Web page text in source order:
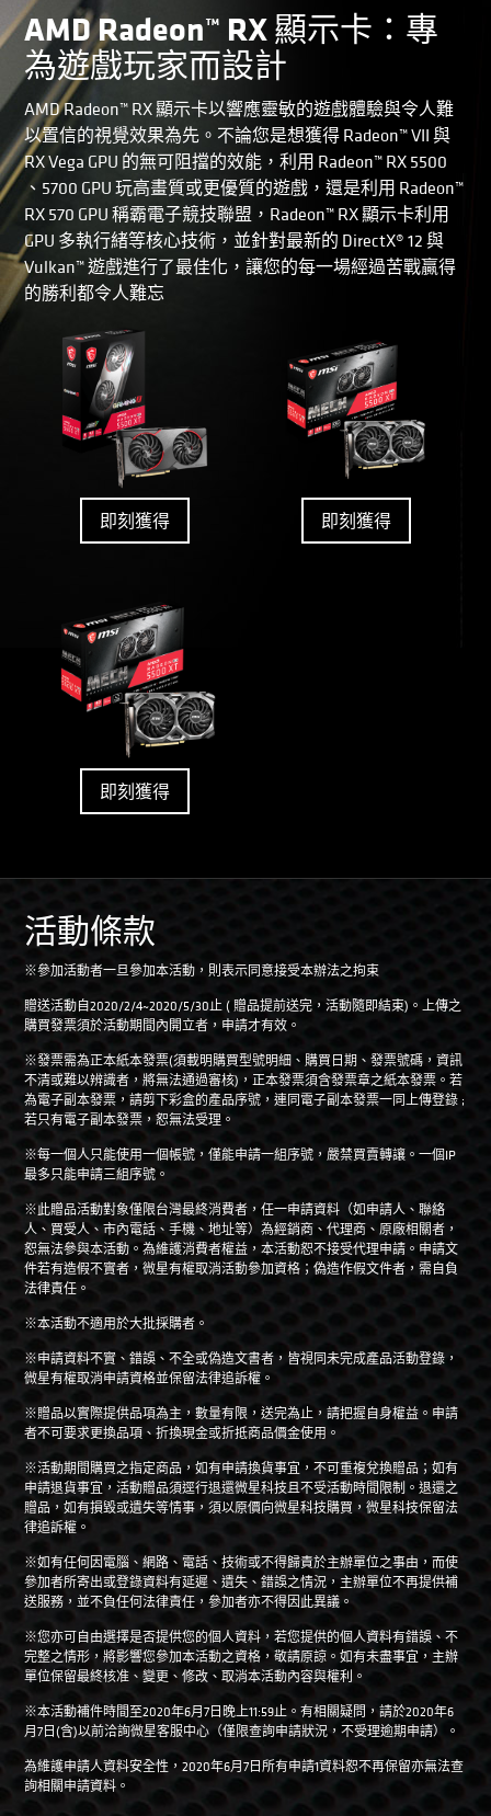
AMD Radeon™ RX 顯示卡：專
為遊戲玩家而設計
AMD Radeon™ RX 顯示卡以響應靈敏的遊戲體驗與令人難
以置信的視覺效果為先。不論您是想獲得 Radeon™ VII 與
RX Vega GPU 的無可阻擋的效能，利用 Radeon™ RX 5500
、5700 GPU 玩高畫質或更優質的遊戲，還是利用 Radeon™
RX 570 GPU 稱霸電子競技聯盟，Radeon™ RX 顯示卡利用
GPU 多執行緒等核心技術，並針對最新的 DirectX® 12 與
Vulkan™ 遊戲進行了最佳化，讓您的每一場經過苦戰贏得
的勝利都令人難忘
即刻獲得 即刻獲得
即刻獲得
活動條款
※參加活動者一旦參加本活動，則表示同意接受本辦法之拘束
贈送活動自2020/2/4~2020/5/30止 ( 贈品提前送完，活動隨即結束)。上傳之
購買發票須於活動期間內開立者，申請才有效。
※發票需為正本紙本發票(須載明購買型號明細、購買日期、發票號碼，資訊
不清或難以辨識者，將無法通過審核)，正本發票須含發票章之紙本發票。若
為電子副本發票，請剪下彩盒的產品序號，連同電子副本發票一同上傳登錄 ;
若只有電子副本發票，恕無法受理。
※每一個人只能使用一個帳號，僅能申請一組序號，嚴禁買賣轉讓。一個IP
最多只能申請三組序號。
※此贈品活動對象僅限台灣最終消費者，任一申請資料（如申請人、聯絡
人、買受人、市內電話、手機、地址等）為經銷商、代理商、原廠相關者，
恕無法參與本活動。為維護消費者權益，本活動恕不接受代理申請。申請文
件若有造假不實者，微星有權取消活動參加資格；偽造作假文件者，需自負
法律責任。
※本活動不適用於大批採購者。
※申請資料不實、錯誤、不全或偽造文書者，皆視同未完成產品活動登錄，
微星有權取消申請資格並保留法律追訴權。
※贈品以實際提供品項為主，數量有限，送完為止，請把握自身權益。申請
者不可要求更換品項、折換現金或折抵商品價金使用。
※活動期間購買之指定商品，如有申請換貨事宜，不可重複兌換贈品；如有
申請退貨事宜，活動贈品須逕行退還微星科技且不受活動時間限制。退還之
贈品，如有損毀或遺失等情事，須以原價向微星科技購買，微星科技保留法
律追訴權。
※如有任何因電腦、網路、電話、技術或不得歸責於主辦單位之事由，而使
參加者所寄出或登錄資料有延遲、遺失、錯誤之情況，主辦單位不再提供補
送服務，並不負任何法律責任，參加者亦不得因此異議。
※您亦可自由選擇是否提供您的個人資料，若您提供的個人資料有錯誤、不
完整之情形，將影響您參加本活動之資格，敬請原諒。如有未盡事宜，主辦
單位保留最終核准、變更、修改、取消本活動內容與權利。
※本活動補件時間至2020年6月7日晚上11:59止。有相關疑問，請於2020年6
月7日(含)以前洽詢微星客服中心（僅限查詢申請狀況，不受理逾期申請）。
為維護申請人資料安全性，2020年6月7日所有申請1資料恕不再保留亦無法查
詢相關申請資料。